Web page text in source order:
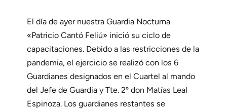
El día de ayer nuestra Guardia Nocturna
«Patricio Cantó Feliú» inició su ciclo de
capacitaciones. Debido a las restricciones de la
pandemia, el ejercicio se realizó con los 6
Guardianes designados en el Cuartel al mando
del Jefe de Guardia y Tte. 2º don Matías Leal
Espinoza. Los guardianes restantes se